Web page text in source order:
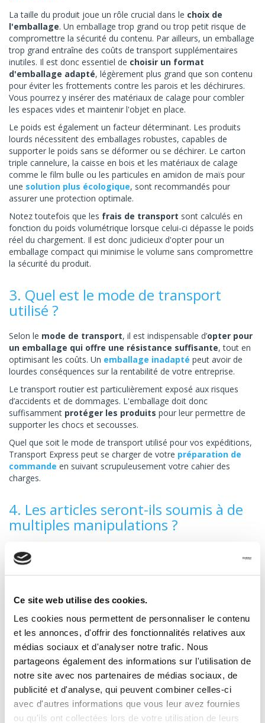
Ce site web utilise des cookies.
Les cookies nous permettent de personnaliser le contenu
et les annonces, d'offrir des fonctionnalités relatives aux
médias sociaux et d'analyser notre trafic. Nous
partageons également des informations sur l'utilisation de
notre site avec nos partenaires de médias sociaux, de
publicité et d'analyse, qui peuvent combiner celles-ci
avec d'autres informations que vous leur avez fournies
ou qu'ils ont collectées lors de votre utilisation de leurs
La taille du produit joue un rôle crucial dans le choix de
l'emballage. Un emballage trop grand ou trop petit risque de
compromettre la sécurité du contenu. Par ailleurs, un emballage
trop grand entraîne des coûts de transport supplémentaires
inutiles. Il est donc essentiel de choisir un format
d'emballage adapté, légèrement plus grand que son contenu
pour éviter les frottements contre les parois et les déchirures.
Vous pourrez y insérer des matériaux de calage pour combler
les espaces vides et maintenir l'objet en place.
Le poids est également un facteur déterminant. Les produits
lourds nécessitent des emballages robustes, capables de
supporter le poids sans se déformer ou se déchirer. Le carton
triple cannelure, la caisse en bois et les matériaux de calage
comme le film bulle ou les particules en amidon de maïs pour
une solution plus écologique, sont recommandés pour
assurer une protection optimale.
Notez toutefois que les frais de transport sont calculés en
fonction du poids volumétrique lorsque celui-ci dépasse le poids
réel du chargement. Il est donc judicieux d'opter pour un
emballage compact qui minimise le volume sans compromettre
la sécurité du produit.
3. Quel est le mode de transport
utilisé ?
Selon le mode de transport, il est indispensable d’opter pour
un emballage qui offre une résistance suffisante, tout en
optimisant les coûts. Un emballage inadapté peut avoir de
lourdes conséquences sur la rentabilité de votre entreprise.
Le transport routier est particulièrement exposé aux risques
d’accidents et de dommages. L'emballage doit donc
suffisamment protéger les produits pour leur permettre de
supporter les chocs et secousses.
Quel que soit le mode de transport utilisé pour vos expéditions,
Transport Express peut se charger de votre préparation de
commande en suivant scrupuleusement votre cahier des
charges.
4. Les articles seront-ils soumis à de
multiples manipulations ?
Lescolis soumis à des ruptures de charges
lorsqu'ils transitent par des plateformes logistiques, nécessitent
des emballages robustes pour résister aux chocs et aux
tels que les caisses en carton ondulé triple cannelure sont
recommandé d'ajouter des matériaux de calage à l'intérieur de
ces emballages pour absorber les impacts associés aux
multiples manipulations. Ces matériaux offrent une barrière
protectrice qui garantit l'intégrité des produits, même en cas de
mouvements répétés.
5. L'emballage doit-il être refermable
pour faciliter les retours ?